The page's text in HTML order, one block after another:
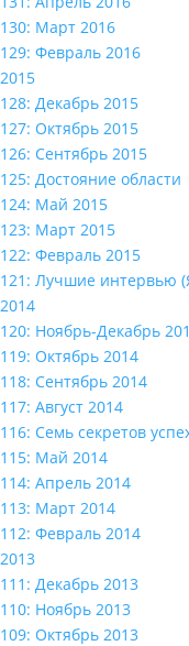
130: Март 2016
129: Февраль 2016
2015
128: Декабрь 2015
127: Октябрь 2015
126: Сентябрь 2015
125: Достояние области
124: Май 2015
123: Март 2015
122: Февраль 2015
121: Лучшие интервью
2014
120: Ноябрь-Декабрь
119: Октябрь 2014
118: Сентябрь 2014
117: Август 2014
116: Семь секретов
115: Май 2014
114: Апрель 2014
113: Март 2014
112: Февраль 2014
2013
111: Декабрь 2013
110: Ноябрь 2013
109: Октябрь 2013